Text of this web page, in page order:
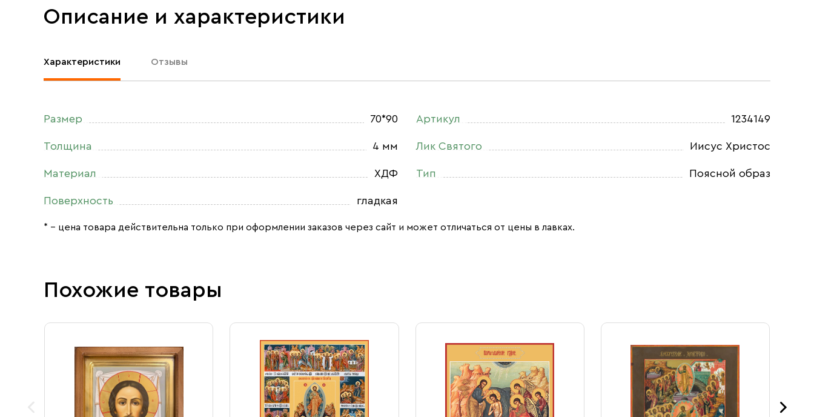
Описание и характеристики
Характеристики Отзывы
Размер 70*90
Толщина 4 мм
Материал ХДФ
Поверхность гладкая
Артикул 1234149
Лик Святого Иисус Христос
Тип Поясной образ
* – цена товара действительна только при оформлении заказов через сайт и может отличаться от цены в лавках.
Похожие товары